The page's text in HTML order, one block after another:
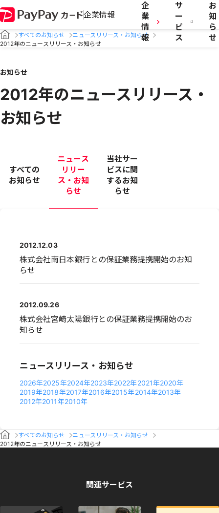
企業情報
企
業
情
報
サ
ー
ビ
ス
お
知
ら
せ
すべてのお知らせ
ニュースリリース・お知らせ
2012年のニュースリリース・お知らせ
お知らせ
2012年のニュースリリース・
お知らせ
すべての
お知らせ
ニュース
リリー
ス・お知
らせ
当社サー
ビスに関
するお知
らせ
2012.12.03
株式会社南日本銀行との保証業務提携開始のお知
らせ
2012.09.26
株式会社宮崎太陽銀行との保証業務提携開始のお
知らせ
ニュースリリース・お知らせ
2026年2025年2024年2023年2022年2021年2020年
2019年2018年2017年2016年2015年2014年2013年
2012年2011年2010年
すべてのお知らせ
ニュースリリース・お知らせ
2012年のニュースリリース・お知らせ
関連サービス